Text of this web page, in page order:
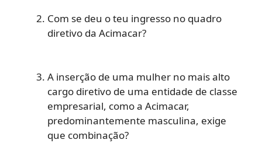
Com se deu o teu ingresso no quadro
diretivo da Acimacar?
A inserção de uma mulher no mais alto
cargo diretivo de uma entidade de classe
empresarial, como a Acimacar,
predominantemente masculina, exige
que combinação?